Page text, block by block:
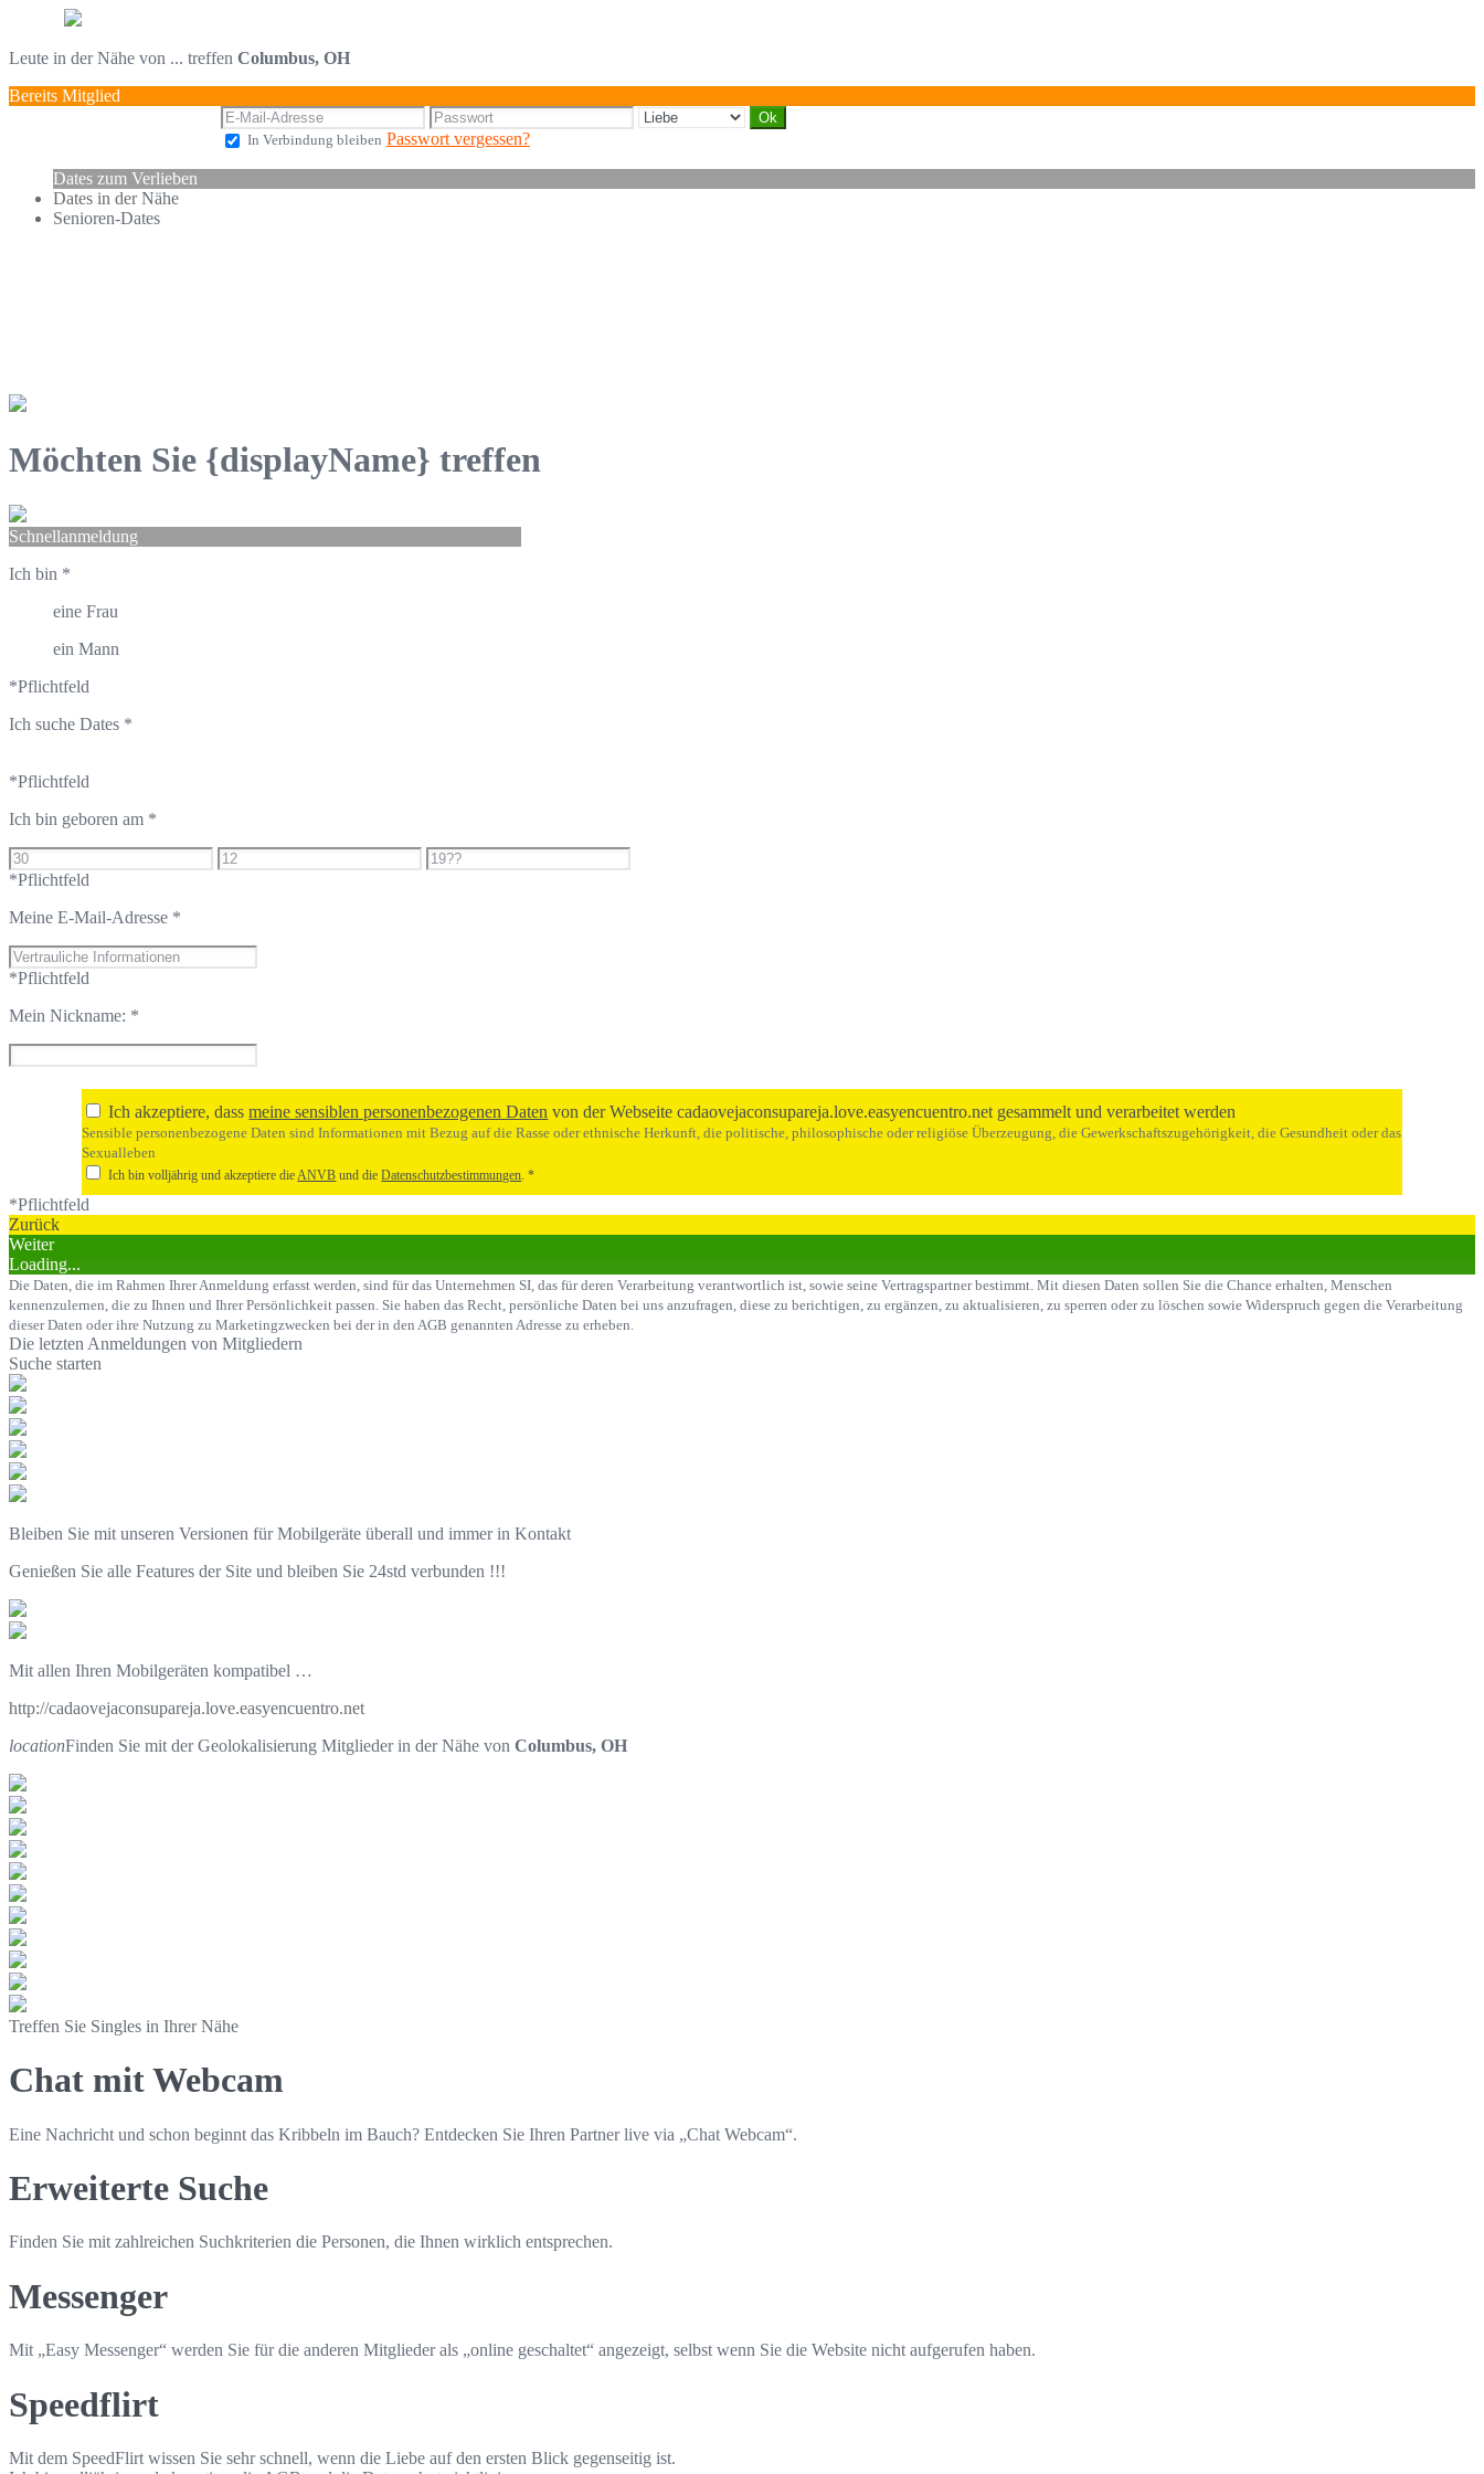
Leute in der Nähe von ... treffen Columbus, OH
Bereits Mitglied
In Verbindung bleiben Passwort vergessen?
Dates zum Verlieben
Dates in der Nähe
Senioren-Dates
Möchten Sie {displayName} treffen
Schnellanmeldung
Ich bin *
eine Frau
ein Mann
*Pflichtfeld
Ich suche Dates *
*Pflichtfeld
Ich bin geboren am *
*Pflichtfeld
Meine E-Mail-Adresse *
*Pflichtfeld
Mein Nickname: *
Ich akzeptiere, dassmeine sensiblen personenbezogenen Daten von der Webseite cadaovejaconsupareja.love.easyencuentro.net gesammelt und verarbeitet werden
Sensible personenbezogene Daten sind Informationen mit Bezug auf die Rasse oder ethnische Herkunft, die politische, philosophische oder religiöse Überzeugung, die Gewerkschaftszugehörigkeit, die Gesundheit oder das
Sexualleben
Ich bin volljährig und akzeptiere die ANVB und dieDatenschutzbestimmungen .*
*Pflichtfeld
Zurück
Weiter
Loading...
Die Daten, die im Rahmen Ihrer Anmeldung erfasst werden, sind für das Unternehmen SI, das für deren Verarbeitung verantwortlich ist, sowie seine Vertragspartner bestimmt. Mit diesen Daten sollen Sie die Chance erhalten, Menschen
kennenzulernen, die zu Ihnen und Ihrer Persönlichkeit passen. Sie haben das Recht, persönliche Daten bei uns anzufragen, diese zu berichtigen, zu ergänzen, zu aktualisieren, zu sperren oder zu löschen sowie Widerspruch gegen die Verarbeitung
dieser Daten oder ihre Nutzung zu Marketingzwecken bei der in den AGB genannten Adresse zu erheben.
Die letzten Anmeldungen von Mitgliedern
Suche starten
Bleiben Sie mit unseren Versionen für Mobilgeräte überall und immer in Kontakt
Genießen Sie alle Features der Site und bleiben Sie 24std verbunden !!!
Mit allen Ihren Mobilgeräten kompatibel …
http://cadaovejaconsupareja.love.easyencuentro.net
locationFinden Sie mit der Geolokalisierung Mitglieder in der Nähe von Columbus, OH
Treffen Sie Singles in Ihrer Nähe
Chat mit Webcam
Eine Nachricht und schon beginnt das Kribbeln im Bauch? Entdecken Sie Ihren Partner live via „Chat Webcam“.
Erweiterte Suche
Finden Sie mit zahlreichen Suchkriterien die Personen, die Ihnen wirklich entsprechen.
Messenger
Mit „Easy Messenger“ werden Sie für die anderen Mitglieder als „online geschaltet“ angezeigt, selbst wenn Sie die Website nicht aufgerufen haben.
Speedflirt
Mit dem SpeedFlirt wissen Sie sehr schnell, wenn die Liebe auf den ersten Blick gegenseitig ist.